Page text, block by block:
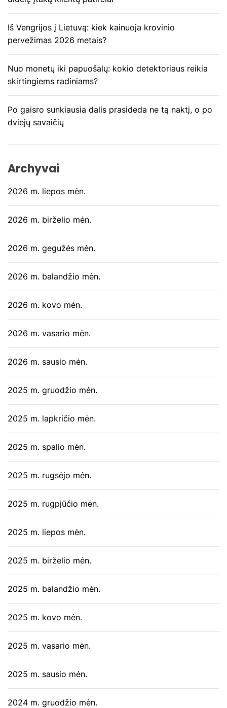
p
į
r
a
š
ų
Iš Vengrijos į Lietuvą: kiek kainuoja krovinio
pervežimas 2026 metais?
Nuo monetų iki papuošalų: kokio detektoriaus reikia
skirtingiems radiniams?
Po gaisro sunkiausia dalis prasideda ne tą naktį, o po
dviejų savaičių
Archyvai
2026 m. liepos mėn.
2026 m. birželio mėn.
2026 m. gegužės mėn.
2026 m. balandžio mėn.
2026 m. kovo mėn.
2026 m. vasario mėn.
2026 m. sausio mėn.
2025 m. gruodžio mėn.
2025 m. lapkričio mėn.
2025 m. spalio mėn.
2025 m. rugsėjo mėn.
2025 m. rugpjūčio mėn.
2025 m. liepos mėn.
2025 m. birželio mėn.
2025 m. balandžio mėn.
2025 m. kovo mėn.
2025 m. vasario mėn.
2025 m. sausio mėn.
2024 m. gruodžio mėn.